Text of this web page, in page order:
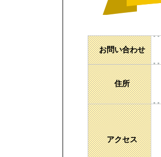
お問い合わせ
住所
アクセス